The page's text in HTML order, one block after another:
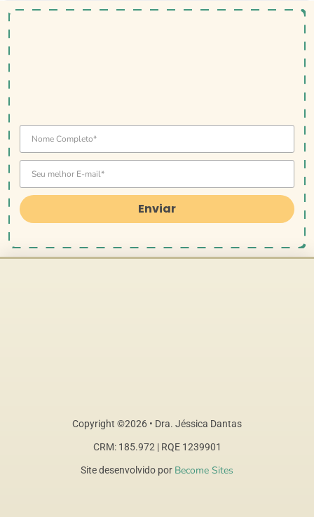
Enviar
Copyright ©2026 • Dra. Jéssica Dantas
CRM: 185.972 | RQE 1239901
Site desenvolvido por Become Sites